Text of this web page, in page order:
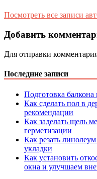
Посмотреть все записи
Добавить
Для отправки
Последние записи
Подготовка
Как сделать пол в
рекомендации
Как заделать щель
герметизации
Как резать
укладки
Как установить
окна и улучшаем